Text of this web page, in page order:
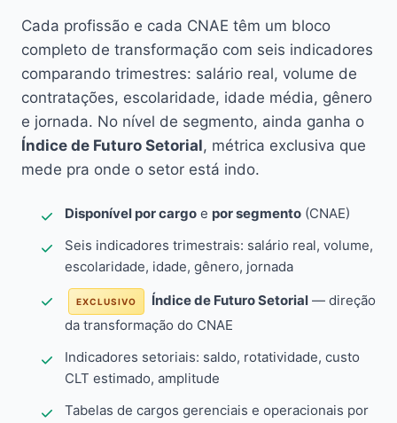
Cada profissão e cada CNAE têm um bloco
completo de transformação com seis indicadores
comparando trimestres: salário real, volume de
contratações, escolaridade, idade média, gênero
e jornada. No nível de segmento, ainda ganha o
Índice de Futuro Setorial, métrica exclusiva que
mede pra onde o setor está indo.
Disponível por cargo e por segmento (CNAE)
Seis indicadores trimestrais: salário real, volume,
escolaridade, idade, gênero, jornada
EXCLUSIVO Índice de Futuro Setorial — direção
da transformação do CNAE
Indicadores setoriais: saldo, rotatividade, custo
CLT estimado, amplitude
Tabelas de cargos gerenciais e operacionais por